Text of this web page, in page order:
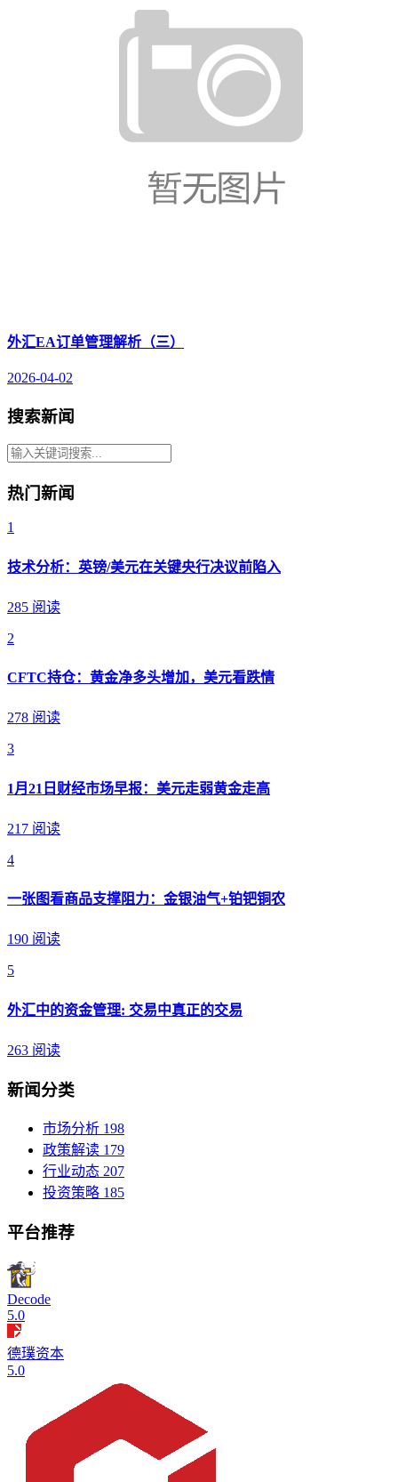
外汇EA订单管理解析（三）
2026-04-02
搜索新闻
热门新闻
1
技术分析：英镑/美元在关键央行决议前陷入
285 阅读
2
CFTC持仓：黄金净多头增加，美元看跌情
278 阅读
3
1月21日财经市场早报：美元走弱黄金走高
217 阅读
4
一张图看商品支撑阻力：金银油气+铂钯铜农
190 阅读
5
外汇中的资金管理: 交易中真正的交易
263 阅读
新闻分类
市场分析 198
政策解读 179
行业动态 207
投资策略 185
平台推荐
Decode
5.0
德璞资本
5.0